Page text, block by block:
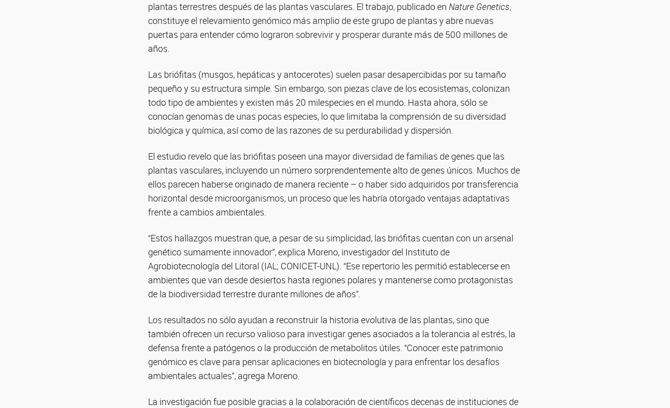
plantas terrestres después de las plantas vasculares. El trabajo, publicado en Nature Genetics,
constituye el relevamiento genómico más amplio de este grupo de plantas y abre nuevas
puertas para entender cómo lograron sobrevivir y prosperar durante más de 500 millones de
años.
Las briófitas (musgos, hepáticas y antocerotes) suelen pasar desapercibidas por su tamaño
pequeño y su estructura simple. Sin embargo, son piezas clave de los ecosistemas, colonizan
todo tipo de ambientes y existen más 20 milespecies en el mundo. Hasta ahora, sólo se
conocían genomas de unas pocas especies, lo que limitaba la comprensión de su diversidad
biológica y química, así como de las razones de su perdurabilidad y dispersión.
El estudio revelo que las briófitas poseen una mayor diversidad de familias de genes que las
plantas vasculares, incluyendo un número sorprendentemente alto de genes únicos. Muchos de
ellos parecen haberse originado de manera reciente – o haber sido adquiridos por transferencia
horizontal desde microorganismos, un proceso que les habría otorgado ventajas adaptativas
frente a cambios ambientales.
“Estos hallazgos muestran que, a pesar de su simplicidad, las briófitas cuentan con un arsenal
genético sumamente innovador”, explica Moreno, investigador del Instituto de
Agrobiotecnología del Litoral (IAL; CONICET-UNL). “Ese repertorio les permitió establecerse en
ambientes que van desde desiertos hasta regiones polares y mantenerse como protagonistas
de la biodiversidad terrestre durante millones de años”.
Los resultados no sólo ayudan a reconstruir la historia evolutiva de las plantas, sino que
también ofrecen un recurso valioso para investigar genes asociados a la tolerancia al estrés, la
defensa frente a patógenos o la producción de metabolitos útiles. “Conocer este patrimonio
genómico es clave para pensar aplicaciones en biotecnología y para enfrentar los desafíos
ambientales actuales”, agrega Moreno.
La investigación fue posible gracias a la colaboración de científicos decenas de instituciones de